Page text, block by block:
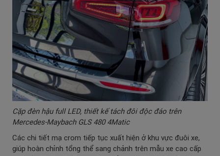
Cặp đèn hậu full LED, thiết kế tách đôi độc đáo trên
Mercedes-Maybach GLS 480 4Matic
Các chi tiết mạ crom tiếp tục xuất hiện ở khu vực đuôi xe,
giúp hoàn chỉnh tổng thể sang chảnh trên mẫu xe cao cấp